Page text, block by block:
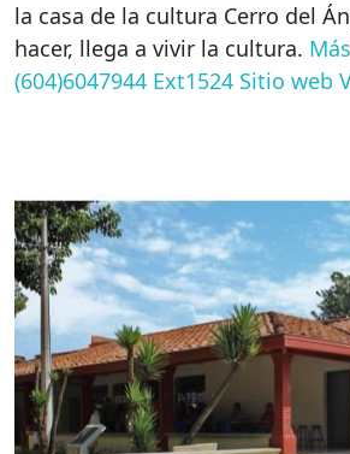
la casa de la cultura Cerro del
hacer, llega a vivir la cultura.
(604)6047944 Ext1524 Sitio web